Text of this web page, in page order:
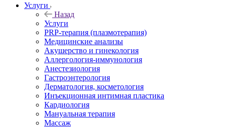
Услуги
Назад
Услуги
PRP-терапия (плазмотерапия)
Медицинские анализы
Акушерство и гинекология
Аллергология-иммунология
Анестезиология
Гастроэнтерология
Дерматология, косметология
Инъекционная интимная пластика
Кардиология
Мануальная терапия
Массаж